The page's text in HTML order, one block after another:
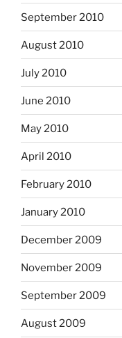
September 2010
August 2010
July 2010
June 2010
May 2010
April 2010
February 2010
January 2010
December 2009
November 2009
September 2009
August 2009